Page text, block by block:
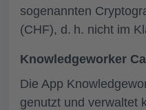
sogenannten
(CHF), d. h. nicht im
Knowledgeworker
Die App
genutzt und verwaltet